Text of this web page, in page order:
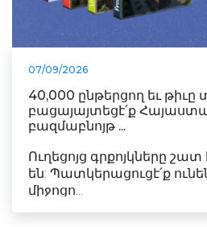
07/09/2026
40,000 ընթերցող եւ թիւը
բացայայտեցէ՛ք
բազմաբնոյթ ...
Ուղեցոյց գրքոյկները
են: Պատկերացուցէ՛ք
միջոցո...